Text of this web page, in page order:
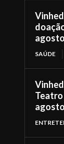
agosto
SAÚDE
Teatro
agosto